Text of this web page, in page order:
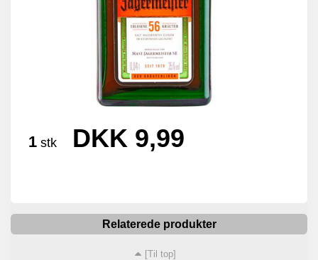
1 stk DKK 9,99
Relaterede produkter
[Til top]